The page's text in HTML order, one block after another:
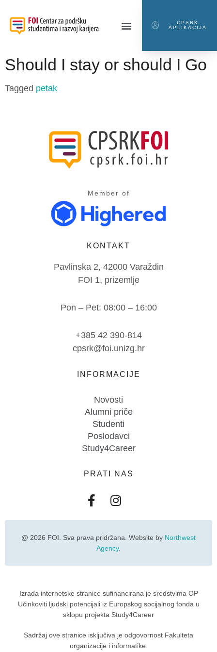
CPSRK
APLIKACIJA
Should I stay or should I Go
Tagged petak
Member of
KONTAKT
Pavlinska 2, 42000 Varaždin
FOI 1, prizemlje
Pon – Pet: 08:00 – 16:00
+385 42 390-814
cpsrk@foi.unizg.hr
INFORMACIJE
Novosti
Alumni priče
Studenti
Poslodavci
Study4Career
PRATI NAS
@ 2026 FOI. Sva prava pridržana. Website by Northwest
Agency.
Izrada internetske stranice sufinancirana je sredstvima OP
Učinkoviti ljudski potencijali iz Europskog socijalnog fonda u
sklopu projekta Study4Career
Sadržaj ove stranice isključiva je odgovornost Fakulteta
organizacije i informatike.